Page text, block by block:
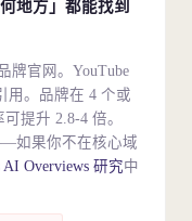
地方」都能找到
牌官网。YouTube
用。品牌在 4 个或
提升 2.8-4 倍。
如果你不在核心域
AI Overviews 研究中